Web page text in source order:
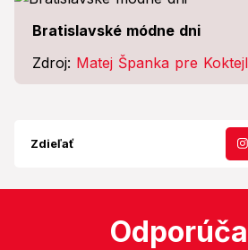
Bratislavské módne dni
Zdroj: Matej Španka pre
Zdieľať